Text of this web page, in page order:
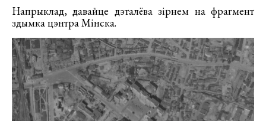
Напрыклад, давайце дэталёва зірнем на фрагмент
здымка цэнтра Мінска.